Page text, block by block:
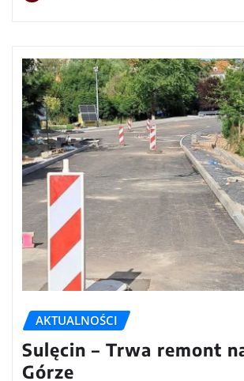
AKTUALNOŚCI
Sulęcin – Trwa remont
Górze